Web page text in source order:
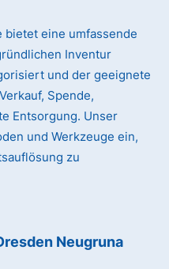
bietet eine umfassende
Inventur
und der geeignete
Spende,
Entsorgung. Unser
und Werkzeuge ein,
zu
Neugruna